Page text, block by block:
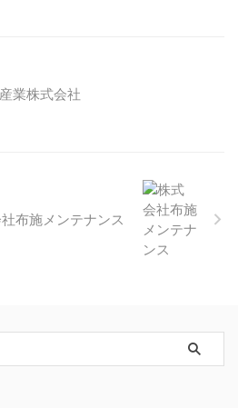
業株式会社
布施メンテナンス